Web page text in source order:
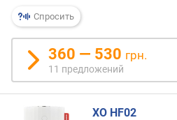
ч
е
с
т
Спросить
360 — 530 грн.
11 предложений
XO HF02